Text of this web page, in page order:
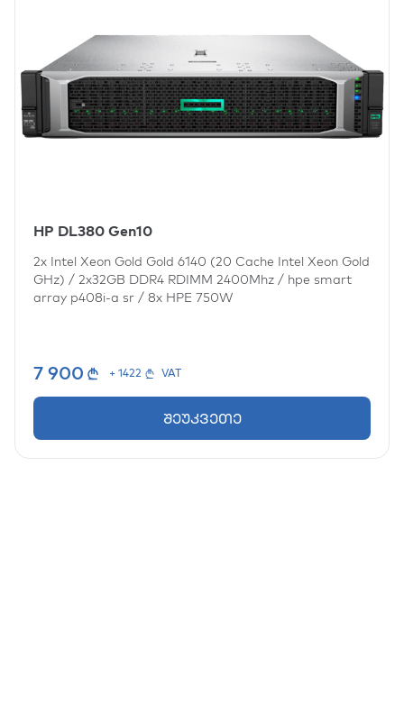
HP DL380 Gen10
2x Intel Xeon Gold Gold 6140 (20 Cache Intel Xeon Gold
GHz) / 2x32GB DDR4 RDIMM 2400Mhz / hpe smart
array p408i-a sr / 8x HPE 750W
7 900 + 1422 VAT
შეუკვეთე